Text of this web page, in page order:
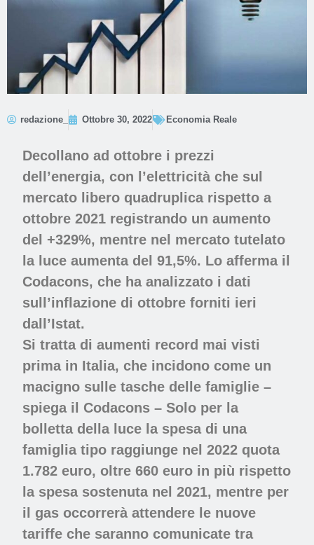
redazione_ Ottobre 30, 2022 Economia Reale
Decollano ad ottobre i prezzi
dell’energia, con l’elettricità che sul
mercato libero quadruplica rispetto a
ottobre 2021 registrando un aumento
del +329%, mentre nel mercato tutelato
la luce aumenta del 91,5%. Lo afferma il
Codacons, che ha analizzato i dati
sull’inflazione di ottobre forniti ieri
dall’Istat.
Si tratta di aumenti record mai visti
prima in Italia, che incidono come un
macigno sulle tasche delle famiglie –
spiega il Codacons – Solo per la
bolletta della luce la spesa di una
famiglia tipo raggiunge nel 2022 quota
1.782 euro, oltre 660 euro in più rispetto
la spesa sostenuta nel 2021, mentre per
il gas occorrerà attendere le nuove
tariffe che saranno comunicate tra